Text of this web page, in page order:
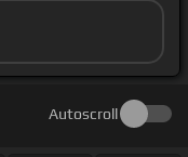
Autoscroll